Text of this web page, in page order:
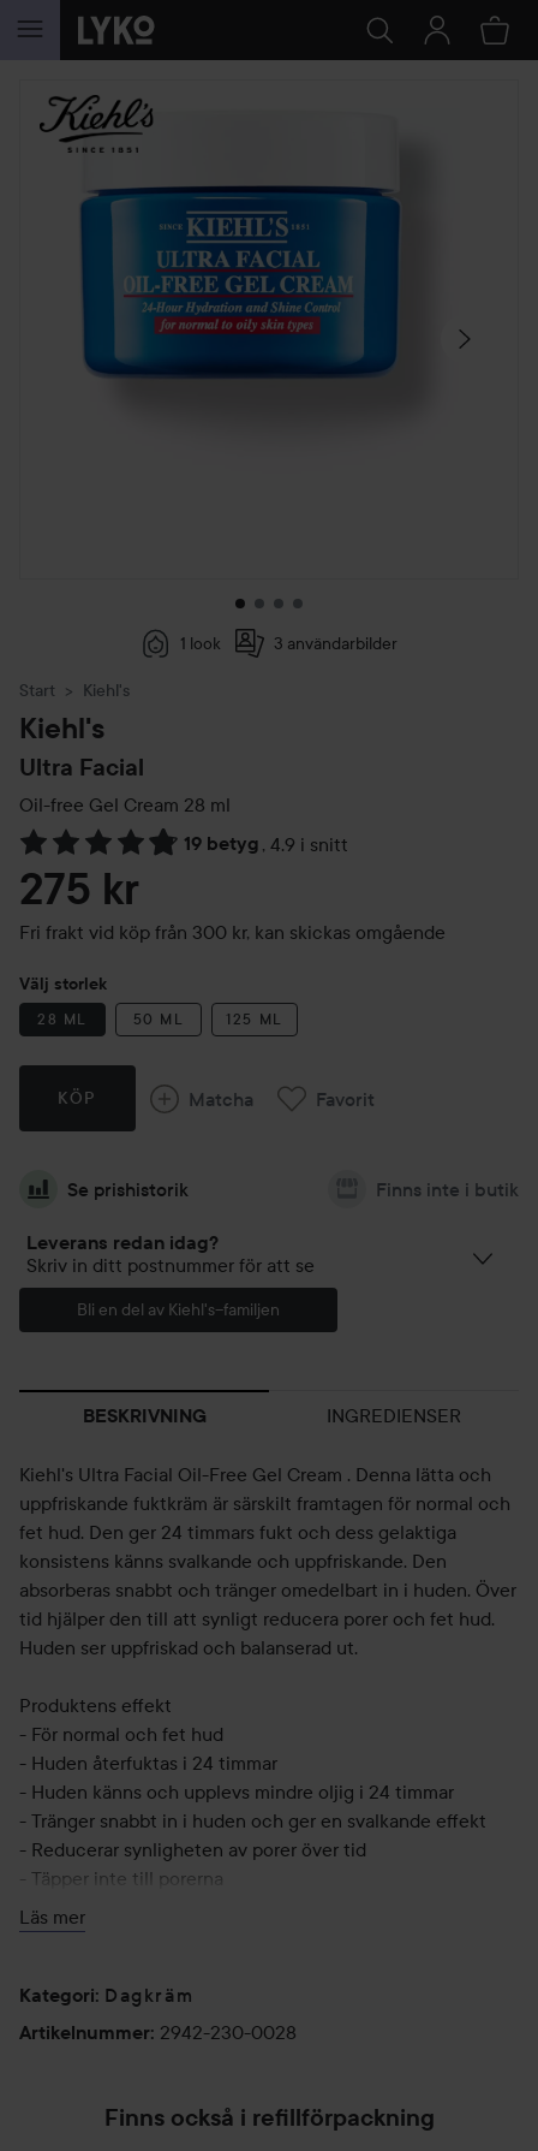
HOPPA TILL INNEHÅLLET
HOPPA ÖVER SEKTIONEN
1 look 3 användarbilder
Start Kiehl's
Kiehl's
Ultra Facial
Oil-free Gel Cream 28 ml
19 betyg , 4.9 i snitt
Hoppa till Betyg & kommentarer
275 kr
Fri frakt vid köp från 300 kr, kan skickas omgående
Välj storlek
28 ML 50 ML 125 ML
KÖP Matcha Favorit
Se prishistorik Finns inte i butik
Leverans redan idag?
Skriv in ditt postnummer för att se
Bli en del av Kiehl's--familjen
BESKRIVNING INGREDIENSER
Kiehl's Ultra Facial Oil-Free Gel Cream . Denna lätta och
uppfriskande fuktkräm är särskilt framtagen för normal och
fet hud. Den ger 24 timmars fukt och dess gelaktiga
konsistens känns svalkande och uppfriskande. Den
absorberas snabbt och tränger omedelbart in i huden. Över
tid hjälper den till att synligt reducera porer och fet hud.
Huden ser uppfriskad och balanserad ut.
Produktens effekt
- För normal och fet hud
- Huden återfuktas i 24 timmar
- Huden känns och upplevs mindre oljig i 24 timmar
- Tränger snabbt in i huden och ger en svalkande effekt
- Reducerar synligheten av porer över tid
- Täpper inte till porerna
Burken är gjord av 30% återvinningsbar förpackning för att
Användning:
Utforska gärna våra övriga hudvårdsprodukter som hjälper
Läs mer
Kategori: Dagkräm
Artikelnummer: 2942-230-0028
Finns också i refillförpackning